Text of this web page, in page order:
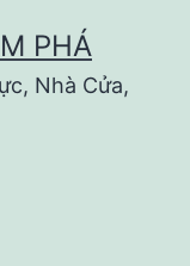
PHÁ
Nhà Cửa,